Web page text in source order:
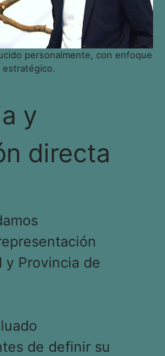
personalmente, con enfoque
estratégico.
y
directa
y Provincia de
de definir su